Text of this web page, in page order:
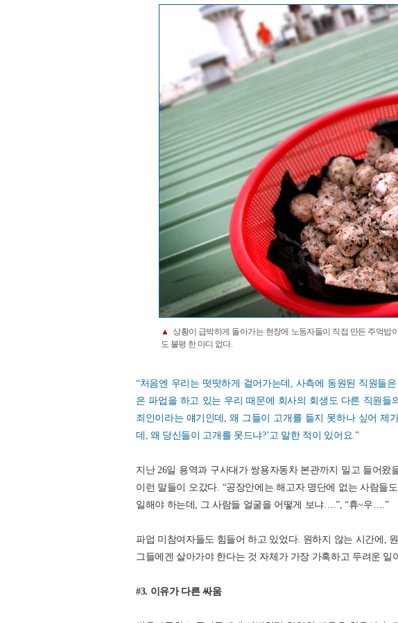
▲ 상황이 급박하게 돌아가는 현장에 노동자들이 직접 만든 주먹밥
도 불평 한 마디 없다.
“처음엔 우리는 떳떳하게 걸어가는데, 사측에 동원된 직원들
은 파업을 하고 있는 우리 때문에 회사의 회생도 다른 직원들
죄인이라는 얘기인데, 왜 그들이 고개를 들지 못하나 싶어 제
데, 왜 당신들이 고개를 못드냐?’고 말한 적이 있어요.”
지난 26일 용역과 구사대가 쌍용자동차 본관까지 밀고 들어
이런 말들이 오갔다. “공장안에는 해고자 명단에 없는 사람들
일해야 하는데, 그 사람들 얼굴을 어떻게 보냐….”, “휴~우….”
파업 미참여자들도 힘들어 하고 있었다. 원하지 않는 시간에,
그들에겐 살아가야 한다는 것 자체가 가장 가혹하고 두려운 일
#3. 이유가 다른 싸움